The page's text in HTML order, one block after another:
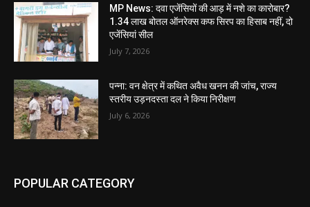
MP News: दवा एजेंसियों की आड़ में नशे का कारोबार?
1.34 लाख बोतल ऑनरेक्स कफ सिरप का हिसाब नहीं, दो
एजेंसियां सील
July 7, 2026
पन्ना: वन क्षेत्र में कथित अवैध खनन की जांच, राज्य
स्तरीय उड़नदस्ता दल ने किया निरीक्षण
July 6, 2026
POPULAR CATEGORY